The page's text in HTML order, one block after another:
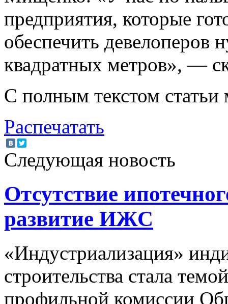
предприятия, которые
обеспечить девелоперов
квадратных метров», —
С полным текстом
Распечатать
Следующая новость
Отсутствие
развитие ИЖС
«Индустриализация»
строительства стала
профильной комиссии